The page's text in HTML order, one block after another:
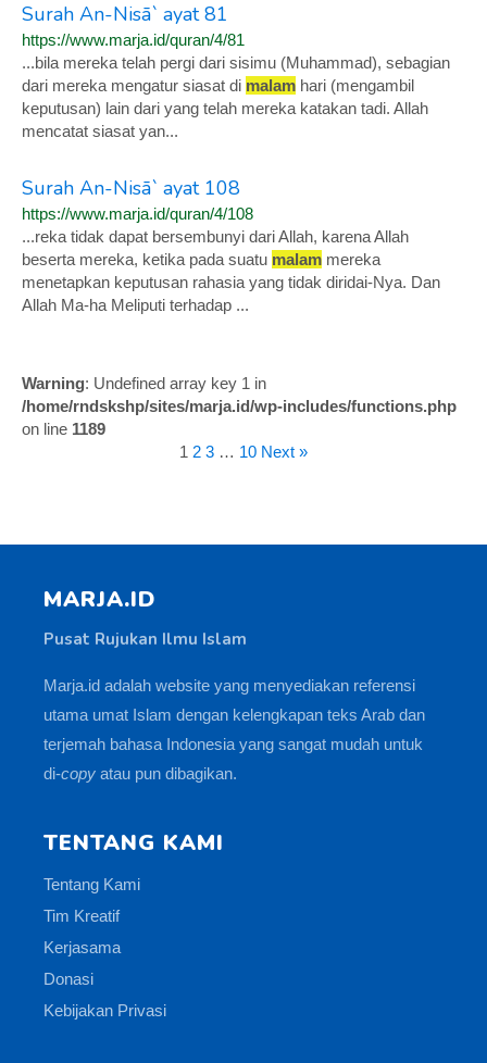
Surah An-Nisā` ayat 81
https://www.marja.id/quran/4/81
...bila mereka telah pergi dari sisimu (Muhammad), sebagian
dari mereka mengatur siasat di malam hari (mengambil
keputusan) lain dari yang telah mereka katakan tadi. Allah
mencatat siasat yan...
Surah An-Nisā` ayat 108
https://www.marja.id/quran/4/108
...reka tidak dapat bersembunyi dari Allah, karena Allah
beserta mereka, ketika pada suatu malam mereka
menetapkan keputusan rahasia yang tidak diridai-Nya. Dan
Allah Ma-ha Meliputi terhadap ...
Warning: Undefined array key 1 in
/home/rndskshp/sites/marja.id/wp-includes/functions.php
on line 1189
1 2 3 … 10 Next »
MARJA.ID
Pusat Rujukan Ilmu Islam
Marja.id adalah website yang menyediakan referensi
utama umat Islam dengan kelengkapan teks Arab dan
terjemah bahasa Indonesia yang sangat mudah untuk
di-copy atau pun dibagikan.
TENTANG KAMI
Tentang Kami
Tim Kreatif
Kerjasama
Donasi
Kebijakan Privasi